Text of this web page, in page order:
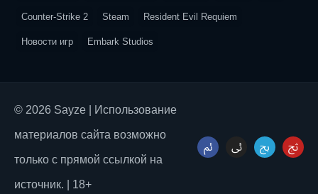
Counter-Strike 2 Steam Resident Evil Requiem
Новости игр Embark Studios
© 2026 Sayze | Использование
материалов сайта возможно
только с прямой ссылкой на
источник. | 18+